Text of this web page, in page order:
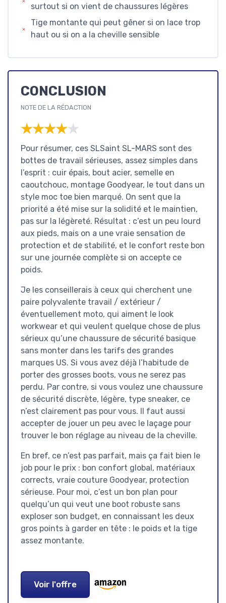
surtout si on vient de chaussures légères
Tige montante qui peut gêner si on lace trop
haut ou si on a la cheville sensible
CONCLUSION
NOTE DE LA RÉDACTION
★★★★★
★★★★★
Pour résumer, ces SLSaint SL-MARS sont des
bottes de travail sérieuses, assez simples dans
l’esprit : cuir épais, bout acier, semelle en
caoutchouc, montage Goodyear, le tout dans un
style moc toe bien marqué. On sent que la
priorité a été mise sur la solidité et le maintien,
pas sur la légèreté. Résultat : c’est un peu lourd
aux pieds, mais on a une vraie sensation de
protection et de stabilité, et le confort reste bon
sur une journée complète si on accepte ce
poids.
Je les conseillerais à ceux qui cherchent une
paire polyvalente travail / extérieur /
éventuellement moto, qui aiment le look
workwear et qui veulent quelque chose de plus
sérieux qu’une chaussure de sécurité basique
sans monter dans les tarifs des grandes
marques US. Si vous avez déjà l’habitude de
porter des grosses boots, vous ne serez pas
perdu. Par contre, si vous voulez une chaussure
de sécurité discrète, légère, type sneaker, ce
n’est clairement pas pour vous. Il faut aussi
accepter de jouer un peu avec le laçage pour
trouver le bon réglage au niveau de la cheville.
En bref, ce n’est pas parfait, mais ça fait bien le
job pour le prix : bon confort global, matériaux
corrects, vraie couture Goodyear, protection
sérieuse. Pour moi, c’est un bon plan pour
quelqu’un qui veut une boot robuste sans
exploser son budget, en connaissant les deux
gros points à garder en tête : le poids et la tige
assez montante.
Voir l'offre